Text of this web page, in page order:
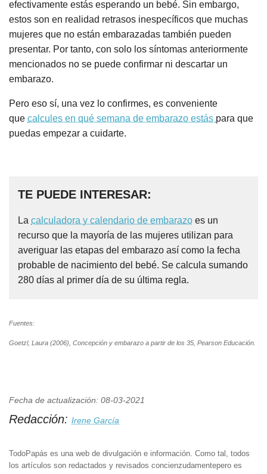
efectivamente estás esperando un bebé. Sin embargo,
estos son en realidad retrasos inespecíficos que muchas
mujeres que no están embarazadas también pueden
presentar. Por tanto, con solo los síntomas anteriormente
mencionados no se puede confirmar ni descartar un
embarazo.
Pero eso sí, una vez lo confirmes, es conveniente
que calcules en qué semana de embarazo estás para que
puedas empezar a cuidarte.
TE PUEDE INTERESAR:
La calculadora y calendario de embarazo es un
recurso que la mayoría de las mujeres utilizan para
averiguar las etapas del embarazo así como la fecha
probable de nacimiento del bebé. Se calcula sumando
280 días al primer día de su última regla.
Fuentes:
Goetzl, Laura (2006), Concepción y embarazo a partir de los 35, Pearson Educación.
Fecha de actualización: 08-03-2021
Redacción: Irene García
TodoPapás es una web de divulgación e información. Como tal, todos
los artículos son redactados y revisados concienzudamentepero es